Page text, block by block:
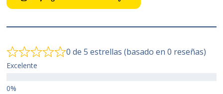
0 de 5 estrellas (basado en 0 reseñas)
Excelente